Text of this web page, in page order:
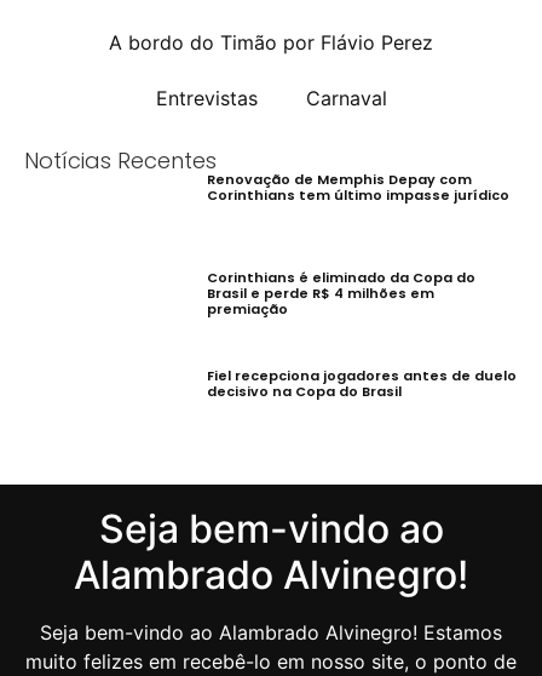
A bordo do Timão por Flávio Perez
Entrevistas Carnaval
Notícias Recentes
Renovação de Memphis Depay com
Corinthians tem último impasse jurídico
Corinthians é eliminado da Copa do
Brasil e perde R$ 4 milhões em
premiação
Fiel recepciona jogadores antes de duelo
decisivo na Copa do Brasil
Seja bem-vindo ao
Alambrado Alvinegro!
Seja bem-vindo ao Alambrado Alvinegro! Estamos
muito felizes em recebê-lo em nosso site, o ponto de